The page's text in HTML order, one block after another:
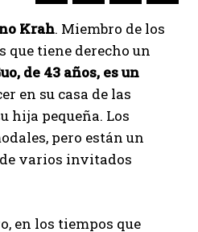
Krah. Miembro de los
que tiene derecho un
de 43 años, es un
en su casa de las
hija pequeña. Los
pero están un
varios invitados
en los tiempos que